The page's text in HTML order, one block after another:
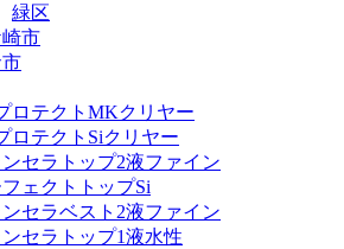
緑区
市
ロテクトMKクリヤー
ロテクトSiクリヤー
セラトップ2液ファイン
ェクトトップSi
セラベスト2液ファイン
セラトップ1液水性